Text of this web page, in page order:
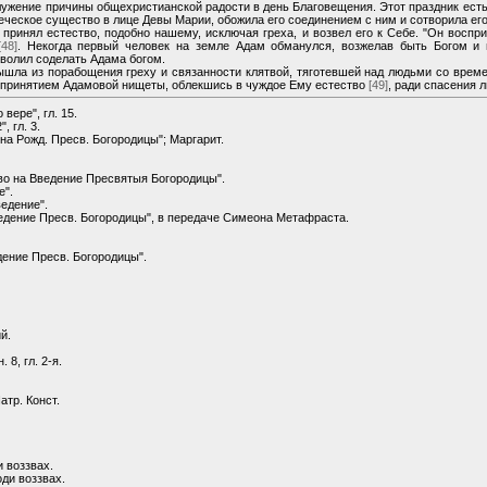
причины общехристианской радости в день Благовещения. Этот праздник
существо в лице Девы Марии, обожила его соединением с ним и сотворила
естество, подобно нашему, исключая греха, и возвел его к Себе. "Он
. Некогда первый человек на земле Адам обманулся, возжелав быть Богом и
соделать Адама богом.
из порабощения греху и связанности клятвой, тяготевшей над людьми со
принятием Адамовой нищеты, облекшись в чуждое Ему естество [49] , ради спасения
гл. 15.
гл. 3.
Рожд. Пресв. Богородицы"; Маргарит.
на Введение Пресвятыя Богородицы".
Пресв. Богородицы", в передаче Симеона Метафраста.
Пресв. Богородицы".
8, гл. 2-я.
Конст.
воззвах.